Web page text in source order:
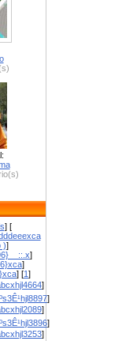
] [
)]
]
]
] [1]
]
]
]
]
]